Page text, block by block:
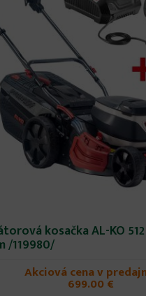
kosačka AL-KO
/119980/
Akciová cena v
699.00 €